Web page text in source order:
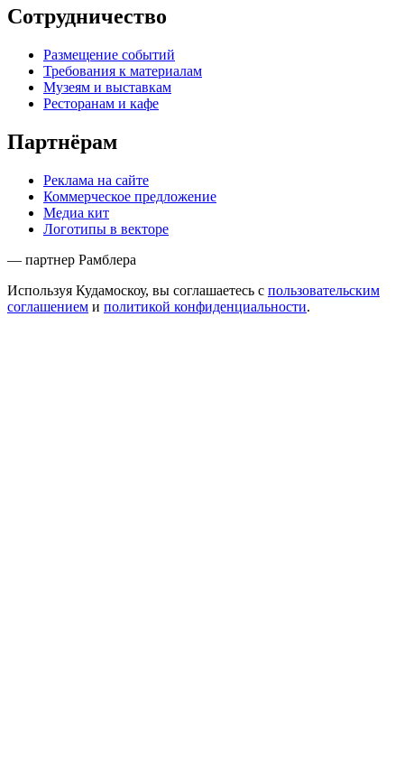
Сотрудничество
Размещение событий
Требования к материалам
Музеям и выставкам
Ресторанам и кафе
Партнёрам
Реклама на сайте
Коммерческое предложение
Медиа кит
Логотипы в векторе
— партнер Рамблера
Используя Кудамоскоу, вы соглашаетесь с пользовательским
соглашением и политикой конфиденциальности.